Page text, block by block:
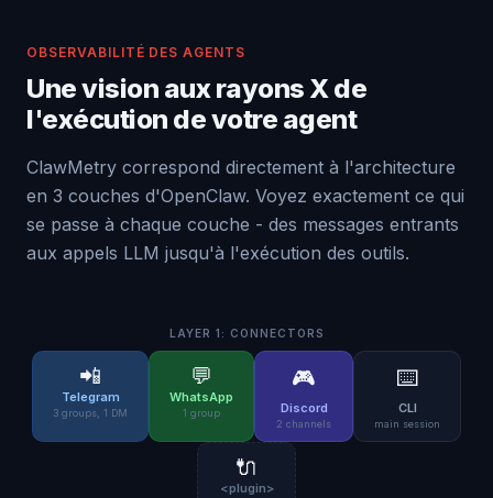
OBSERVABILITÉ DES AGENTS
Une vision aux rayons X de
l'exécution de votre agent
ClawMetry correspond directement à l'architecture
en 3 couches d'OpenClaw. Voyez exactement ce qui
se passe à chaque couche - des messages entrants
aux appels LLM jusqu'à l'exécution des outils.
LAYER 1: CONNECTORS
📲
Telegram
3 groups, 1 DM
💬
WhatsApp
1 group
🎮
Discord
2 channels
⌨️
CLI
main session
🔌
<plugin>